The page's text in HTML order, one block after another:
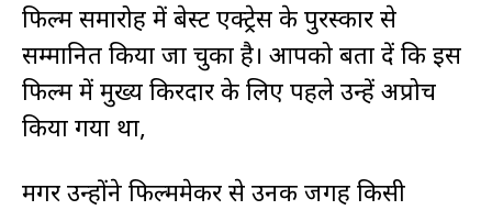
फिल्म समारोह में बेस्ट एक्ट्रेस के पुरस्कार से
सम्मानित किया जा चुका है। आपको बता दें कि इस
फिल्म में मुख्य किरदार के लिए पहले उन्हें अप्रोच
किया गया था,
मगर उन्होंने फिल्ममेकर से उनकी जगह किसी